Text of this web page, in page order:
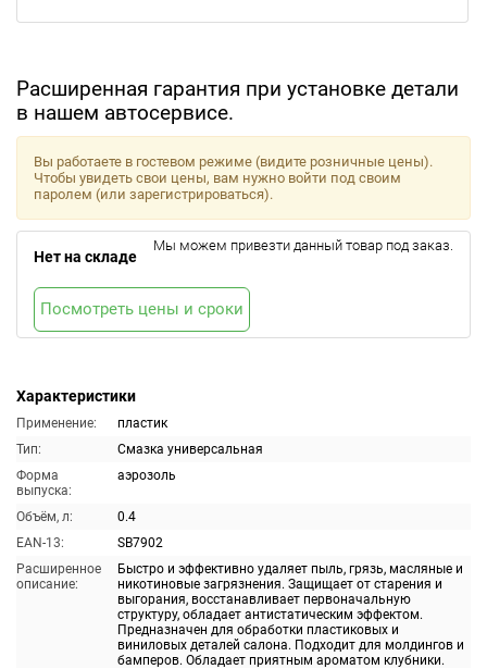
Расширенная гарантия при установке детали
в нашем автосервисе.
Характеристики
Применение:
пластик
Тип:
Смазка универсальная
Форма
выпуска:
аэрозоль
Объём, л:
0.4
EAN-13:
SB7902
Расширенное
описание:
Быстро и эффективно удаляет пыль, грязь, масляные и
никотиновые загрязнения. Защищает от старения и
выгорания, восстанавливает первоначальную
структуру, обладает антистатическим эффектом.
Предназначен для обработки пластиковых и
виниловых деталей салона. Подходит для молдингов и
бамперов. Обладает приятным ароматом клубники.
Вы работаете в гостевом режиме (видите розничные цены).
Чтобы увидеть свои цены, вам нужно войти под своим
паролем (или зарегистрироваться).
Нет на складе
Мы можем привезти данный товар под заказ.
Посмотреть цены и сроки